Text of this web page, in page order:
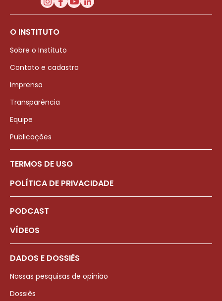
O INSTITUTO
Sobre o Instituto
Contato e cadastro
Imprensa
Transparência
Equipe
Publicações
TERMOS DE USO
POLÍTICA DE PRIVACIDADE
PODCAST
VÍDEOS
DADOS E DOSSIÊS
Nossas pesquisas de opinião
Dossiês